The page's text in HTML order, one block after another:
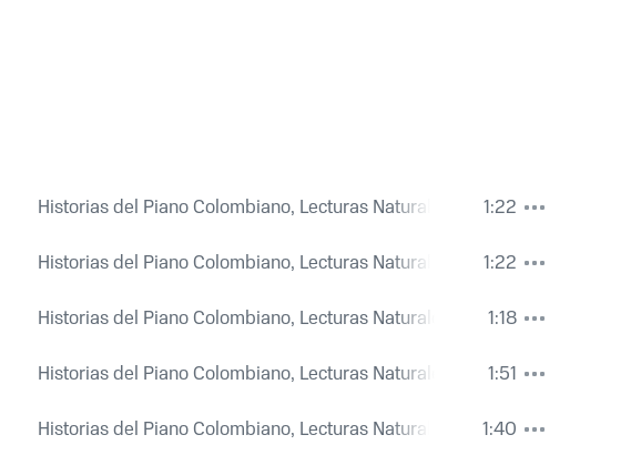
Historias del Piano Colombiano, Lecturas Naturales y Referenciales 13
1:22
Historias del Piano Colombiano, Lecturas Naturales y Referenciales 13
1:22
Historias del Piano Colombiano, Lecturas Naturales y Referenciales 13
1:18
Historias del Piano Colombiano, Lecturas Naturales y Referenciales 13
1:51
Historias del Piano Colombiano, Lecturas Naturales y Referenciales 13
1:40